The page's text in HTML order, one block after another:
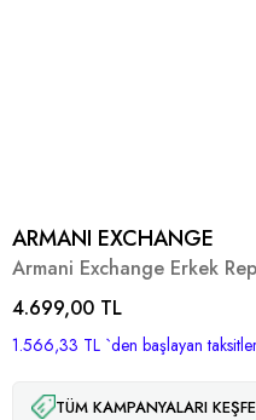
ARMANI EXCHANGE
Armani Exchange Erkek
4.699,00 TL
1.566,33 TL `den başlayan
TÜM KAMPANYALARI